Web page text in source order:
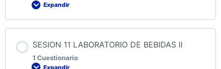
QUIZ 9 LABORATORIO DE BEBIDAS II
Expandir
SESION 11 LABORATORIO DE BEBIDAS II
1 Cuestionario
Expandir